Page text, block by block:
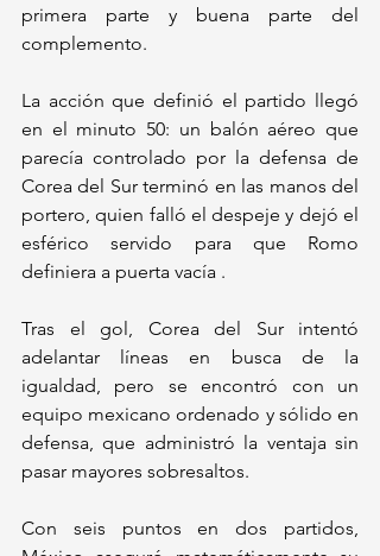
primera parte y buena parte del
complemento.
La acción que definió el partido llegó
en el minuto 50: un balón aéreo que
parecía controlado por la defensa de
Corea del Sur terminó en las manos del
portero, quien falló el despeje y dejó el
esférico servido para que Romo
definiera a puerta vacía .
Tras el gol, Corea del Sur intentó
adelantar líneas en busca de la
igualdad, pero se encontró con un
equipo mexicano ordenado y sólido en
defensa, que administró la ventaja sin
pasar mayores sobresaltos.
Con seis puntos en dos partidos,